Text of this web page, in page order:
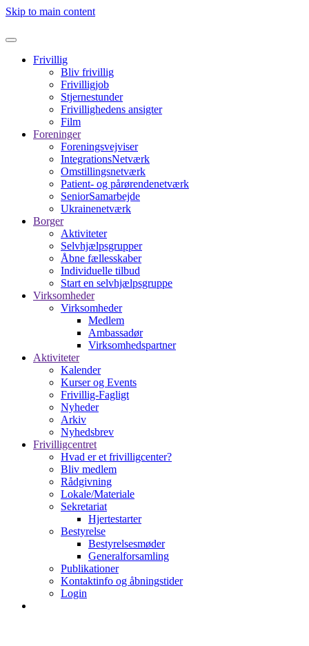
Skip to main content
Frivillig
Bliv frivillig
Frivilligjob
Stjernestunder
Frivillighedens ansigter
Film
Foreninger
Foreningsvejviser
IntegrationsNetværk
Omstillingsnetværk
Patient- og pårørendenetværk
SeniorSamarbejde
Ukrainenetværk
Borger
Aktiviteter
Selvhjælpsgrupper
Åbne fællesskaber
Individuelle tilbud
Start en selvhjælpsgruppe
Virksomheder
Virksomheder
Medlem
Ambassadør
Virksomhedspartner
Aktiviteter
Kalender
Kurser og Events
Frivillig-Fagligt
Nyheder
Arkiv
Nyhedsbrev
Frivilligcentret
Hvad er et frivilligcenter?
Bliv medlem
Rådgivning
Lokale/Materiale
Sekretariat
Hjertestarter
Bestyrelse
Bestyrelsesmøder
Generalforsamling
Publikationer
Kontaktinfo og åbningstider
Login